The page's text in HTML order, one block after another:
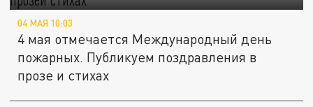
04 МАЯ 10:03
4 мая отмечается Международный день
пожарных. Публикуем поздравления в
прозе и стихах